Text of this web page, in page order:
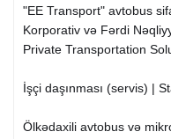
"EE Transport" avtobus
Korporativ və Fərdi
Private Transportation
İşçi daşınması (servis) |
Ölkədaxili avtobus və